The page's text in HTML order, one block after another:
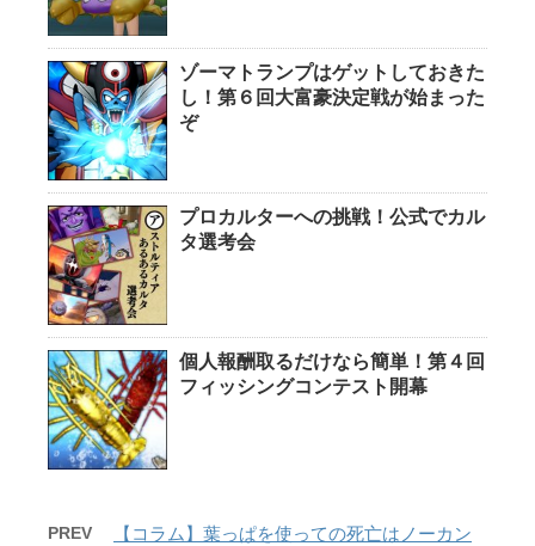
ゾーマトランプはゲットしておきた
し！第６回大富豪決定戦が始まった
ぞ
プロカルターへの挑戦！公式でカル
タ選考会
個人報酬取るだけなら簡単！第４回
フィッシングコンテスト開幕
PREV 【コラム】葉っぱを使っての死亡はノーカン